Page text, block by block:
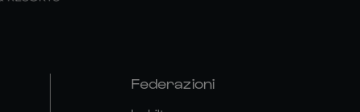
Federazioni